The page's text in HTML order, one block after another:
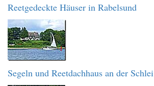
Reetgedeckte Häuser in Rabelsund
Segeln und Reetdachhaus an der Schlei